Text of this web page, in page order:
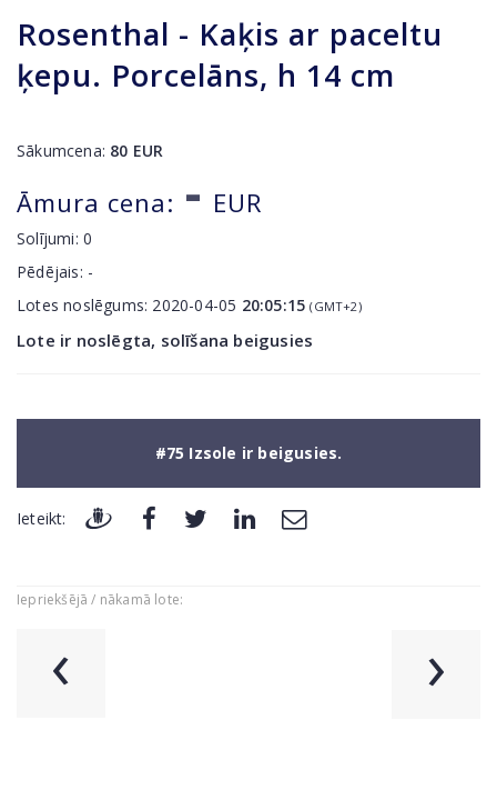
Rosenthal - Kaķis ar paceltu
ķepu. Porcelāns, h 14 cm
Sākumcena: 80 EUR
Āmura cena: - EUR
Solījumi:0
Pēdējais: -
Lotes noslēgums: 2020-04-05 20:05:15 (GMT+2)
Lote ir noslēgta, solīšana beigusies
#75 Izsole ir beigusies.
Ieteikt:
Iepriekšējā / nākamā lote:
‹ ›